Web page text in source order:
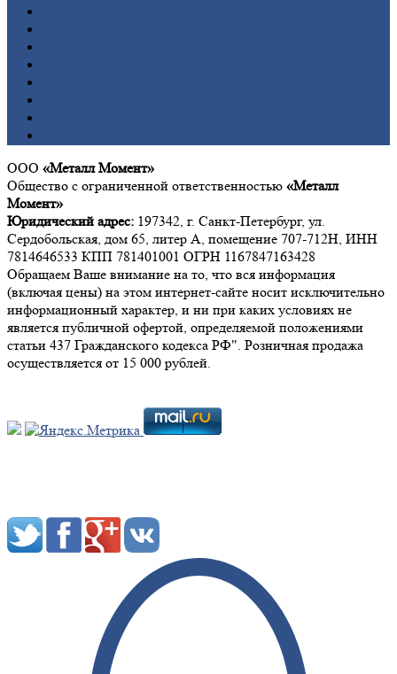
ООО «Металл Момент»
Общество с ограниченной ответственностью «Металл
Момент»
Юридический адрес: 197342, г. Санкт-Петербург, ул.
Сердобольская, дом 65, литер А, помещение 707-712Н, ИНН
7814646533 КПП 781401001 ОГРН 1167847163428
Обращаем Ваше внимание на то, что вся информация
(включая цены) на этом интернет-сайте носит исключительно
информационный характер, и ни при каких условиях не
является публичной офертой, определяемой положениями
статьи 437 Гражданского кодекса РФ". Розничная продажа
осуществляется от 15 000 рублей.